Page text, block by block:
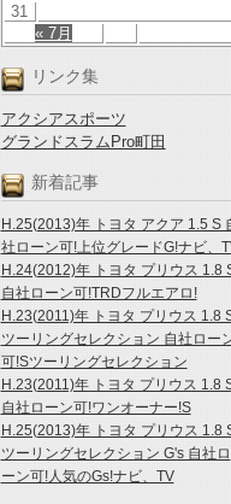
« 7月
31
リンク集
アクシアスポーツ
グランドスラムPro町田
新着記事
H.25(2013)年 トヨタ アクア 1.5 S
社ローン可!上位グレードG!ナビ、
H.24(2012)年 トヨタ プリウス 1.8
自社ローン可!TRDフルエアロ!
H.23(2011)年 トヨタ プリウス 1.8
ツーリングセレクション 自社ロー
可!Sツーリングセレクション
H.23(2011)年 トヨタ プリウス 1.8
自社ローン可!ワンオーナー!S
H.25(2013)年 トヨタ プリウス 1.8
ツーリングセレクション G's 自社ロ
ーン可!人気のGs!ナビ、TV